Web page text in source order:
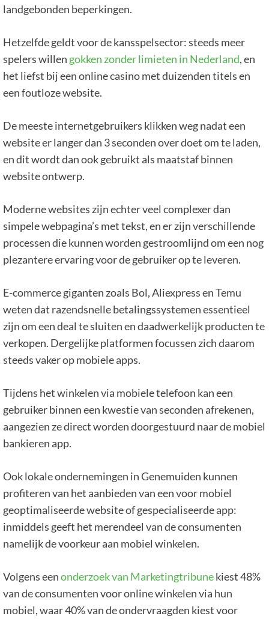
landgebonden beperkingen.
Hetzelfde geldt voor de kansspelsector: steeds meer
spelers willen gokken zonder limieten in Nederland, en
het liefst bij een online casino met duizenden titels en
een foutloze website.
De meeste internetgebruikers klikken weg nadat een
website er langer dan 3 seconden over doet om te laden,
en dit wordt dan ook gebruikt als maatstaf binnen
website ontwerp.
Moderne websites zijn echter veel complexer dan
simpele webpagina’s met tekst, en er zijn verschillende
processen die kunnen worden gestroomlijnd om een nog
plezantere ervaring voor de gebruiker op te leveren.
E-commerce giganten zoals Bol, Aliexpress en Temu
weten dat razendsnelle betalingssystemen essentieel
zijn om een deal te sluiten en daadwerkelijk producten te
verkopen. Dergelijke platformen focussen zich daarom
steeds vaker op mobiele apps.
Tijdens het winkelen via mobiele telefoon kan een
gebruiker binnen een kwestie van seconden afrekenen,
aangezien ze direct worden doorgestuurd naar de mobiel
bankieren app.
Ook lokale ondernemingen in Genemuiden kunnen
profiteren van het aanbieden van een voor mobiel
geoptimaliseerde website of gespecialiseerde app:
inmiddels geeft het merendeel van de consumenten
namelijk de voorkeur aan mobiel winkelen.
Volgens eenonderzoek van Marketingtribunekiest 48%
van de consumenten voor online winkelen via hun
mobiel, waar 40% van de ondervraagden kiest voor